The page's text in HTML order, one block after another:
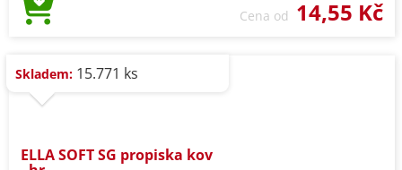
Cena od 14,55 Kč
Skladem: 15.771 ks
ELLA SOFT SG propiska kov